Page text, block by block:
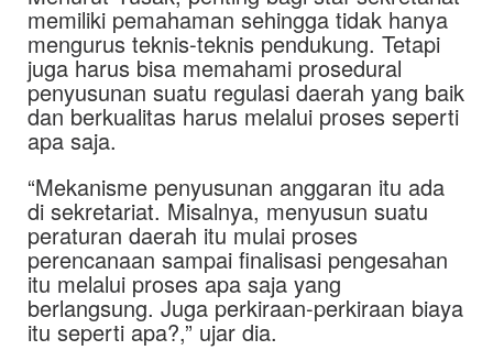
memiliki pemahaman sehingga tidak hanya
mengurus teknis-teknis pendukung. Tetapi
juga harus bisa memahami prosedural
penyusunan suatu regulasi daerah yang baik
dan berkualitas harus melalui proses seperti
apa saja.
“Mekanisme penyusunan anggaran itu ada
di sekretariat. Misalnya, menyusun suatu
peraturan daerah itu mulai proses
perencanaan sampai finalisasi pengesahan
itu melalui proses apa saja yang
berlangsung. Juga perkiraan-perkiraan biaya
itu seperti apa?,” ujar dia.